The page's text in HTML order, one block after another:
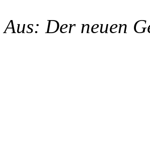
Aus: Der neuen